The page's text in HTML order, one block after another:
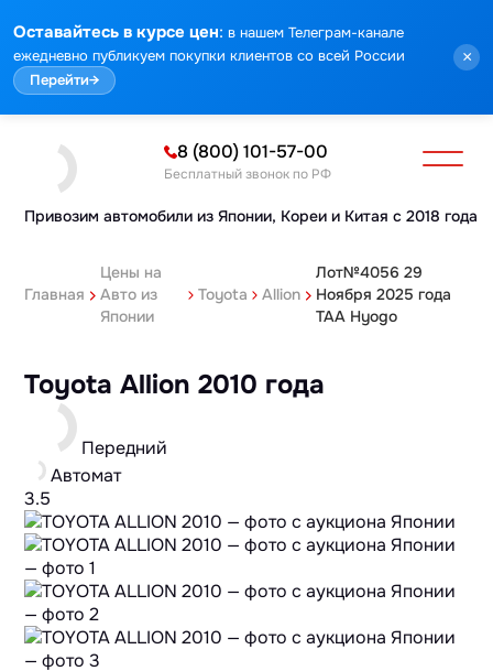
Оставайтесь в курсе цен: в нашем Телеграм-канале
ежедневно публикуем покупки клиентов со всей России
Перейти→
×
Привозим автомобили из Японии, Кореи и Китая с 2018 года
8 (800) 101-57-00
Бесплатный звонок по РФ
Главная
Цены на
Авто из
Японии
Toyota Allion
Лот№4056 29
Ноября 2025 года
TAA Hyogo
Toyota Allion 2010 года
Передний
Автомат
3.5